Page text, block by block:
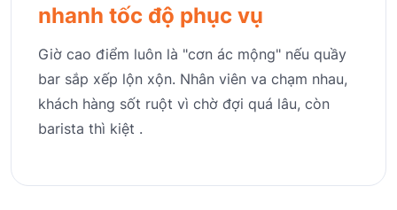
nhanh tốc độ phục vụ
Giờ cao điểm luôn là "cơn ác mộng" nếu quầy
bar sắp xếp lộn xộn. Nhân viên va chạm nhau,
khách hàng sốt ruột vì chờ đợi quá lâu, còn
barista thì kiệt .